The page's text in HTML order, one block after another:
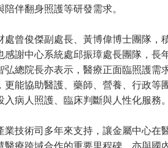
伴翻身照護等研發需求。
處曾俊傑副處長、黃博偉博士團隊，
感謝中心系統處邱振璋處長團隊，長
弘總院長亦表示，醫療正面臨照護需
能協助醫護、藥師、營養、行政等
病人照護、臨床判斷與人性化服務。
業技術司多年來支持，讓金屬中心在